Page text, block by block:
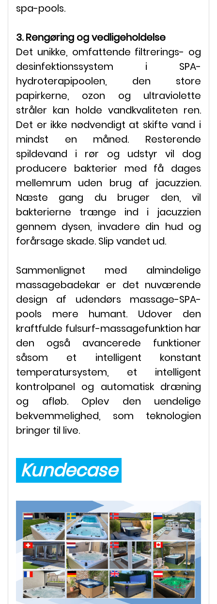
spa-pools.
3. Rengøring og vedligeholdelse
Det unikke, omfattende filtrerings- og
desinfektionssystem i SPA-
hydroterapipoolen, den store
papirkerne, ozon og ultraviolette
stråler kan holde vandkvaliteten ren.
Det er ikke nødvendigt at skifte vand i
mindst en måned. Resterende
spildevand i rør og udstyr vil dog
producere bakterier med få dages
mellemrum uden brug af jacuzzien.
Næste gang du bruger den, vil
bakterierne trænge ind i jacuzzien
gennem dysen, invadere din hud og
forårsage skade. Slip vandet ud.
Sammenlignet med almindelige
massagebadekar er det nuværende
design af udendørs massage-SPA-
pools mere humant. Udover den
kraftfulde fulsurf-massagefunktion har
den også avancerede funktioner
såsom et intelligent konstant
temperatursystem, et intelligent
kontrolpanel og automatisk dræning
og afløb. Oplev den uendelige
bekvemmelighed, som teknologien
bringer til live.
Kundecase